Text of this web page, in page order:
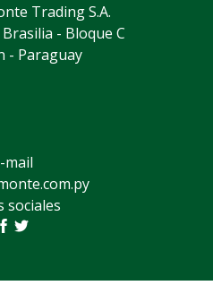
Trading S.A.
- Bloque C
- Paraguay
mail
sociales